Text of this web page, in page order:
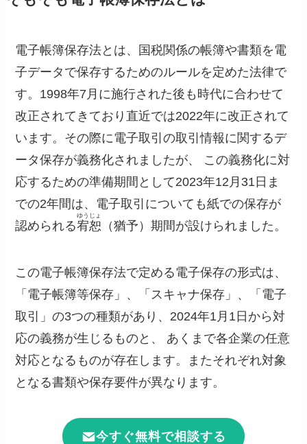
電子帳簿保存法とは、国税関係の帳簿や書類を電
子データで保存するためのルールを定めた法律で
す。1998年7月に施行された後も時代に合わせて
改正されてきており直近では2022年に改正されて
います。その際に電子取引の取引情報に関するデ
ータ保存が義務化されましたが、 この義務化に対
応するための準備期間として2023年12月31日ま
での2年間は、電子取引についても紙での保存が
認められる宥恕
ゆうじょ
（猶予）期間が設けられました。
この電子帳簿保存法で定める電子保存の形式は、
「電子帳簿等保存」、「スキャナ保存」、「電子
取引」の3つの種類があり、2024年1月1日から対
応の義務が生じるものと、 あくまで各企業の任意
対応となるものが存在します。またそれぞれ対象
となる書類や保存要件が異なります。
今すぐ無料で相談する